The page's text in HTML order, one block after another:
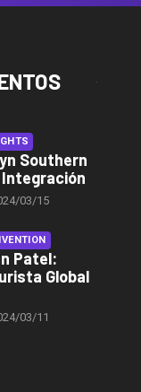
Southern
Integración
03/15
Patel:
Global
03/11